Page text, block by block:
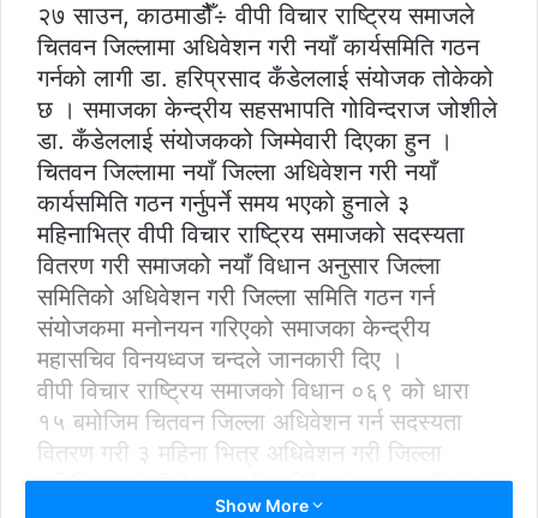
२७ साउन, काठमाडौैँ÷ वीपी विचार राष्ट्रिय समाजले
चितवन जिल्लामा अधिवेशन गरी नयाँ कार्यसमिति गठन
गर्नको लागी डा. हरिप्रसाद कँडेललाई संयोजक तोकेको
छ । समाजका केन्द्रीय सहसभापति गोविन्दराज जोशीले
डा. कँडेललाई संयोजकको जिम्मेवारी दिएका हुन ।
चितवन जिल्लामा नयाँ जिल्ला अधिवेशन गरी नयाँ
कार्यसमिति गठन गर्नुपर्ने समय भएको हुनाले ३
महिनाभित्र वीपी विचार राष्ट्रिय समाजको सदस्यता
वितरण गरी समाजको नयाँ विधान अनुसार जिल्ला
समितिको अधिवेशन गरी जिल्ला समिति गठन गर्न
संयोजकमा मनोनयन गरिएको समाजका केन्द्रीय
महासचिव विनयध्वज चन्दले जानकारी दिए ।
वीपी विचार राष्ट्रिय समाजको विधान ०६९ को धारा
१५ बमोजिम चितवन जिल्ला अधिवेशन गर्न सदस्यता
वितरण गरी ३ महिना भित्र अधिवेशन गरी जिल्ला
समिति गठन गरी केन्द्रलाई प्रतिवेदन बुझाउनुपर्नेछ ।
Show More